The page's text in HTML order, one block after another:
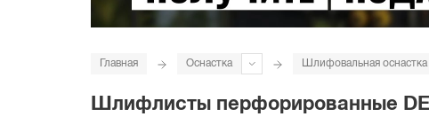
Главная Оснастка Шлифовальная оснастка
Шлифлисты перфорированные